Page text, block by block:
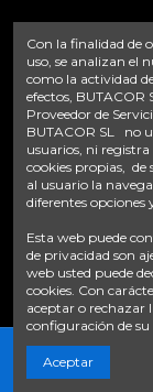
Enlaces
Inicio Sobre
Política de privacidad
Términos y
Contáctanos
638 28 57 85
© FONTACOR
Con la finalidad de
uso, se analizan el
como la actividad
efectos,
Proveedor de
BUTACOR SL no
usuarios, ni registra
cookies propias, de
al usuario la
diferentes opciones
Esta web puede
de privacidad son
web usted puede
cookies. Con
aceptar o rechazar
configuración de su
Aceptar